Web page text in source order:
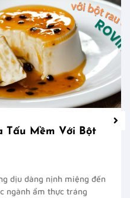
Tấu Mềm Với Bột
dịu dàng nịnh miệng đến
ngành ẩm thực tráng